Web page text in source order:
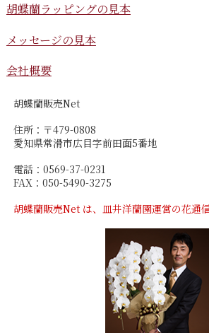
胡蝶蘭ラッピングの見本
メッセージの見本
会社概要
胡蝶蘭販売Net
住所：〒479-0808
愛知県常滑市広目字前田面5番地
電話：0569-37-0231
FAX：050-5490-3275
胡蝶蘭販売Net は、皿井洋蘭園運営の花通